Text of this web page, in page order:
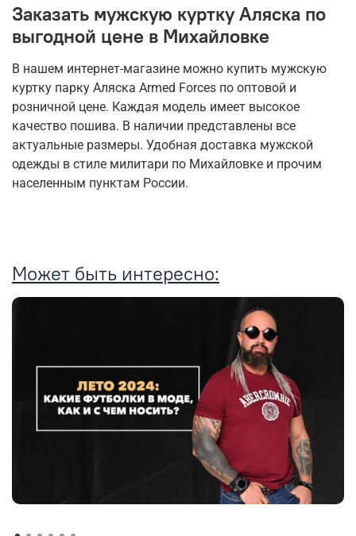
Заказать мужскую куртку Аляска по
выгодной цене в Михайловке
В нашем интернет-магазине можно купить мужскую
куртку парку Аляска Armed Forces по оптовой и
розничной цене. Каждая модель имеет высокое
качество пошива. В наличии представлены все
актуальные размеры. Удобная доставка мужской
одежды в стиле милитари по Михайловке и прочим
населенным пунктам России.
Может быть интересно: